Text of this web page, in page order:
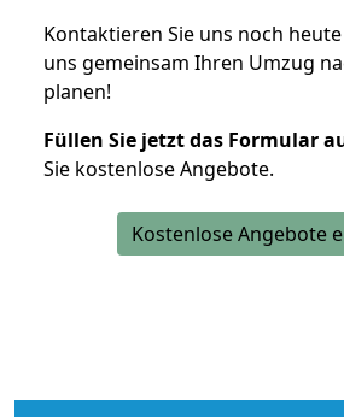
Kontaktieren Sie uns noch
uns gemeinsam Ihren Umzug
planen!
Füllen Sie jetzt das Formular
Sie kostenlose Angebote.
Kostenlose Angebote